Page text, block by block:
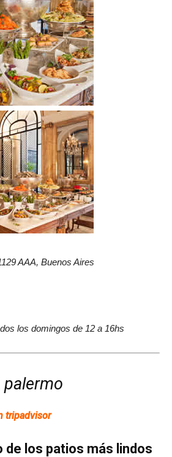
AAA, Buenos Aires
los domingos de 12 a 16hs
palermo
tripadvisor
de los patios más lindos